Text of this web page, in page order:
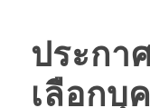
ประกา
เลือกบุ